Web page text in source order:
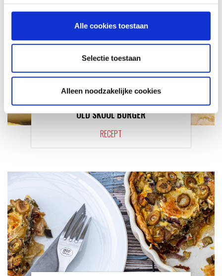
Alle cookies toestaan
Selectie toestaan
Alleen noodzakelijke cookies
OLD SKOOL BURGER
RECEPT